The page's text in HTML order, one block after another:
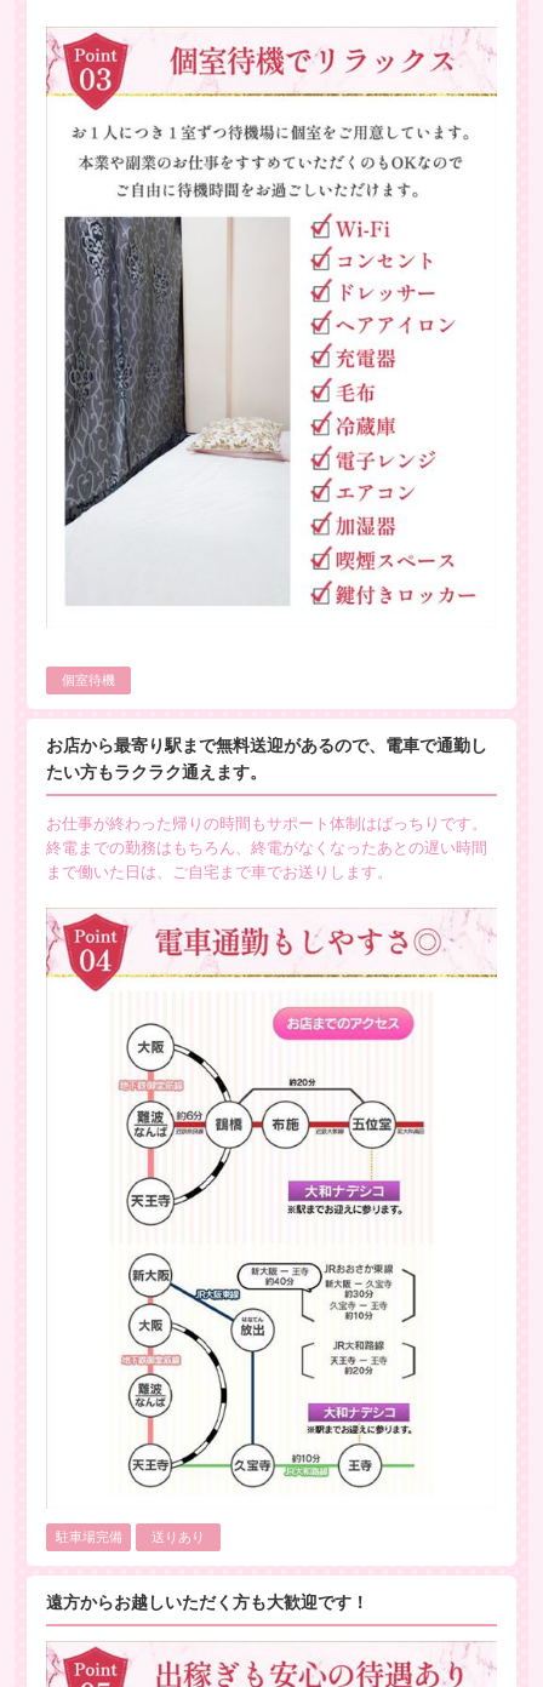
個室待機
お店から最寄り駅まで無料送迎があるので、電車で通勤し
たい方もラクラク通えます。
お仕事が終わった帰りの時間もサポート体制はばっちりです。
終電までの勤務はもちろん、終電がなくなったあとの遅い時間
まで働いた日は、ご自宅まで車でお送りします。
駐車場完備 送りあり
遠方からお越しいただく方も大歓迎です！